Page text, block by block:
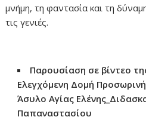
μνήμη, τη φαντασία και τη
τις γενιές.
Παρουσίαση σε βίντεο
Ελεγχόμενη Δομή
Άσυλο Αγίας Ελένης_
Παπαναστασίου